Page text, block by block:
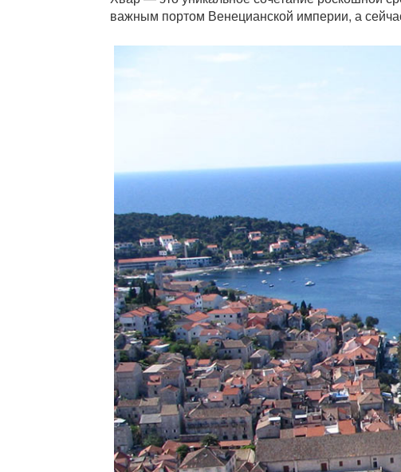
важным портом Венецианской империи, а